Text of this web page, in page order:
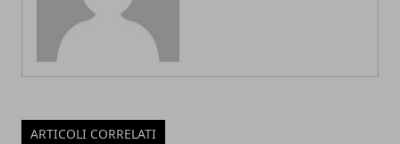
ARTICOLI CORRELATI